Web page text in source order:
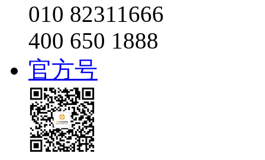
010 82311666
400 650 1888
官方号